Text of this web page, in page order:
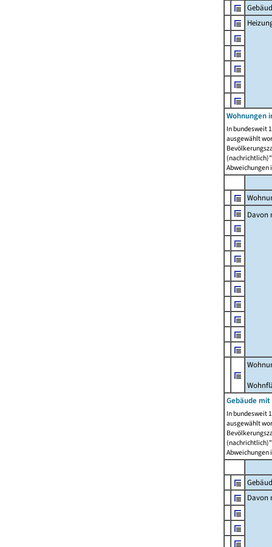
Wohnungen
In bundesweit
ausgewählt
Abweichungen
Davon
Gebäude
In bundesweit
ausgewählt
Abweichungen
Davon